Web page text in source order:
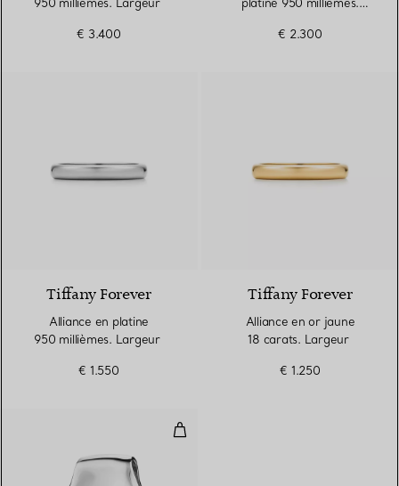
€ 3.400
€ 2.300
Tiffany Forever
Alliance en platine
950 millièmes. Largeur
€ 1.550
Tiffany Forever
Alliance en or jaune
18 carats. Largeur
€ 1.250
Pince à billets Thumbprint en